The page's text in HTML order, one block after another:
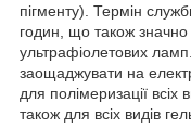
пігменту). Термін
годин, що також
ультрафіолетових
заощаджувати на
для полімеризації всіх
також для всіх видів